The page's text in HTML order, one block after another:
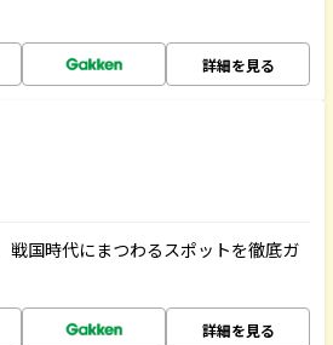
詳細を見る
戦国時代にまつわるスポットを徹底ガ
詳細を見る